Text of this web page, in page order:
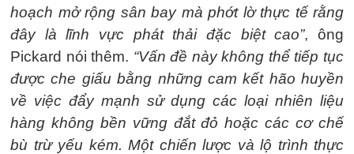
hoạch mở rộng sân bay mà phớt lờ thực tế rằng
đây là lĩnh vực phát thải đặc biệt cao”, ông
Pickard nói thêm. “Vấn đề này không thể tiếp tục
được che giấu bằng những cam kết hão huyền
về việc đẩy mạnh sử dụng các loại nhiên liệu
hàng không bền vững đắt đỏ hoặc các cơ chế
bù trừ yếu kém. Một chiến lược và lộ trình thực